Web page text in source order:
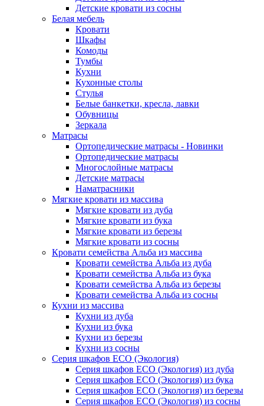
Детские кровати из сосны
Белая мебель
Кровати
Шкафы
Комоды
Тумбы
Кухни
Кухонные столы
Стулья
Белые банкетки, кресла, лавки
Обувницы
Зеркала
Матрасы
Ортопедические матрасы - Новинки
Ортопедические матрасы
Многослойные матрасы
Детские матрасы
Наматрасники
Мягкие кровати из массива
Мягкие кровати из дуба
Мягкие кровати из бука
Мягкие кровати из березы
Мягкие кровати из сосны
Кровати семейства Альба из массива
Кровати семейства Альба из дуба
Кровати семейства Альба из бука
Кровати семейства Альба из березы
Кровати семейства Альба из сосны
Кухни из массива
Кухни из дуба
Кухни из бука
Кухни из березы
Кухни из сосны
Серия шкафов ECO (Экология)
Серия шкафов ECO (Экология) из дуба
Серия шкафов ECO (Экология) из бука
Серия шкафов ECO (Экология) из березы
Серия шкафов ECO (Экология) из сосны